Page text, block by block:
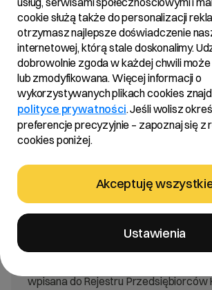
Podpisanie Planu Połączenia
jednoosobowymi spółkami Zenbox sp. z
z o.o.
Podstawa prawna:
Art. 17 ust. 1 MAR – informacje poufne.
Zarząd cyber_Folks S.A. z siedzibą w
24 kwietnia 2024 roku. Zarząd Spółki
oraz Zarządy jednoosobowych spółek
wpisana do Rejestru Przedsiębiorców
cookie służą także do personalizacji
otrzymasz najlepsze doświadczenie
internetowej, którą stale doskonalimy.
dobrowolnie zgoda w każdej chwili
lub zmodyfikowana. Więcej informacji o
wykorzystywanych plikach cookies
polityce prywatności. Jeśli wolisz
preferencje precyzyjnie – zapoznaj się z
cookies poniżej.
Akceptuję
Ustawienia